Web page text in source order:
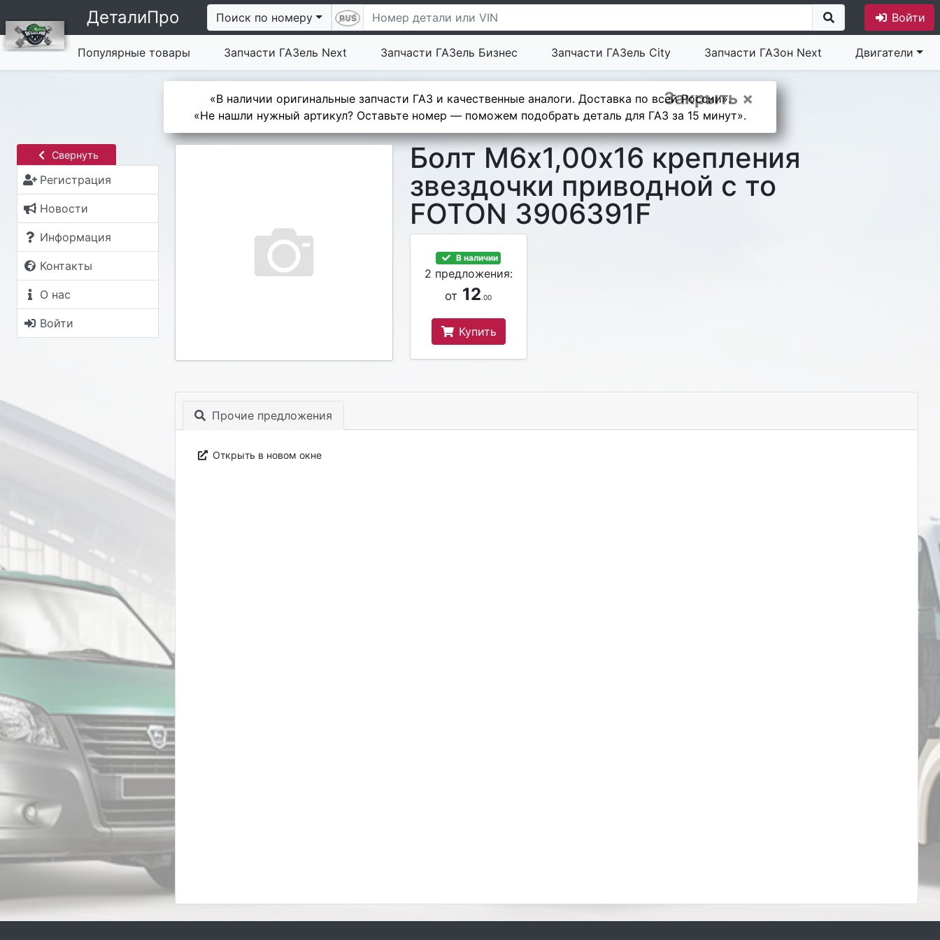
ДеталиПро Поиск по номеру Войти
Популярные товары Запчасти ГАЗель Next Запчасти ГАЗель Бизнес Запчасти ГАЗель City Запчасти ГАЗон Next Двигатели
Закрыть ×
«В наличии оригинальные запчасти ГАЗ и качественные аналоги. Доставка по всей России».
«Не нашли нужный артикул? Оставьте номер — поможем подобрать деталь для ГАЗ за 15 минут».
Свернуть
Регистрация
Новости
Информация
Контакты
О нас
Войти
Болт М6х1,00х16 крепления
звездочки приводной с то
FOTON 3906391F
В наличии
2 предложения:
от 12.00
Купить
Прочие предложения
Открыть в новом окне